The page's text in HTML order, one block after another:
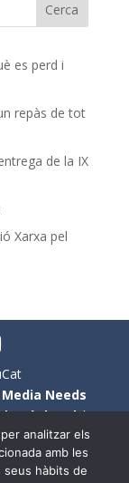
es perd i
repàs de tot
de la IX
Xarxa pel
Media Needs
|Avís legal|
no sexista del
analitzar els
amb les
seus hàbits de